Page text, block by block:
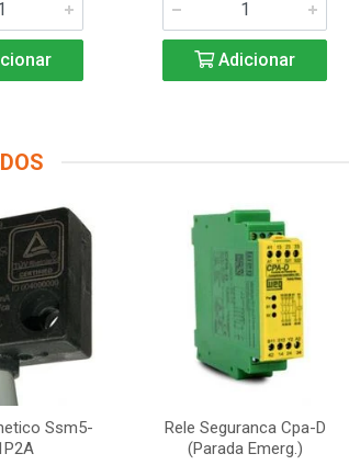
Adicionar
Ssm5-
Rele Seguranca Cpa-D
(Parada Emerg.)